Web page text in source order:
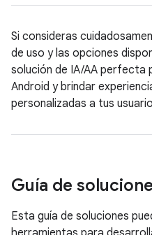
Si consideras
de uso y las opciones
solución de IA/AA perfecta
Android y brindar
personalizadas a tus
Guía de
Esta guía de soluciones